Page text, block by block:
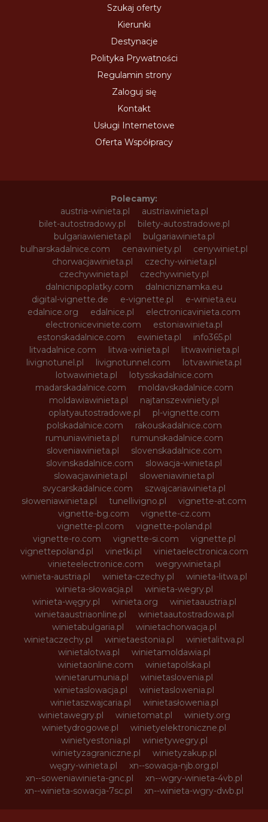
Szukaj oferty
Kierunki
Destynacje
Polityka Prywatności
Regulamin strony
Zaloguj się
Kontakt
Usługi Internetowe
Oferta Współpracy
Polecamy:
austria-winieta.pl
austriawinieta.pl
bilet-autostradowy.pl
bilety-autostradowe.pl
bulgariawienieta.pl
bulgariawinieta.pl
bulharskadalnice.com
cenawiniety.pl
cenywiniet.pl
chorwacjawinieta.pl
czechy-winieta.pl
czechywinieta.pl
czechywiniety.pl
dalnicnipoplatky.com
dalnicniznamka.eu
digital-vignette.de
e-vignette.pl
e-winieta.eu
edalnice.org
edalnice.pl
electronicavinieta.com
electroniceviniete.com
estoniawinieta.pl
estonskadalnice.com
ewinieta.pl
info365.pl
litvadalnice.com
litwa-winieta.pl
litwawinieta.pl
livignotunel.pl
livignotunnel.com
lotvawinieta.pl
lotwawinieta.pl
lotysskadalnice.com
madarskadalnice.com
moldavskadalnice.com
moldawiawinieta.pl
najtanszewiniety.pl
oplatyautostradowe.pl
pl-vignette.com
polskadalnice.com
rakouskadalnice.com
rumuniawinieta.pl
rumunskadalnice.com
sloveniawinieta.pl
slovenskadalnice.com
slovinskadalnice.com
slowacja-winieta.pl
slowacjawinieta.pl
sloweniawinieta.pl
svycarskadalnice.com
szwajcariawinieta.pl
słoweniawinieta.pl
tunellivigno.pl
vignette-at.com
vignette-bg.com
vignette-cz.com
vignette-pl.com
vignette-poland.pl
vignette-ro.com
vignette-si.com
vignette.pl
vignettepoland.pl
vinetki.pl
vinietaelectronica.com
vinieteelectronice.com
wegrywinieta.pl
winieta-austria.pl
winieta-czechy.pl
winieta-litwa.pl
winieta-słowacja.pl
winieta-wegry.pl
winieta-węgry.pl
winieta.org
winietaaustria.pl
winietaaustriaonline.pl
winietaautostradowa.pl
winietabulgaria.pl
winietachorwacja.pl
winietaczechy.pl
winietaestonia.pl
winietalitwa.pl
winietalotwa.pl
winietamoldawia.pl
winietaonline.com
winietapolska.pl
winietarumunia.pl
winietaslovenia.pl
winietaslowacja.pl
winietaslowenia.pl
winietaszwajcaria.pl
winietasłowenia.pl
winietawegry.pl
winietomat.pl
winiety.org
winietydrogowe.pl
winietyelektroniczne.pl
winietyestonia.pl
winietywegry.pl
winietyzagraniczne.pl
winietyzakup.pl
węgry-winieta.pl
xn--sowacja-njb.org.pl
xn--soweniawinieta-gnc.pl
xn--wgry-winieta-4vb.pl
xn--winieta-sowacja-7sc.pl
xn--winieta-wgry-dwb.pl